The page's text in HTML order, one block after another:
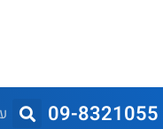
09-8321055